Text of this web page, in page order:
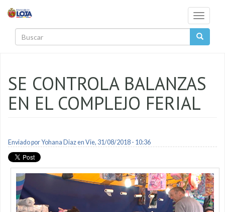
Toggle
SE CONTROLA BALANZAS
EN EL COMPLEJO FERIAL
Enviado porYohana Diazen Vie, 31/08/2018 - 10:36